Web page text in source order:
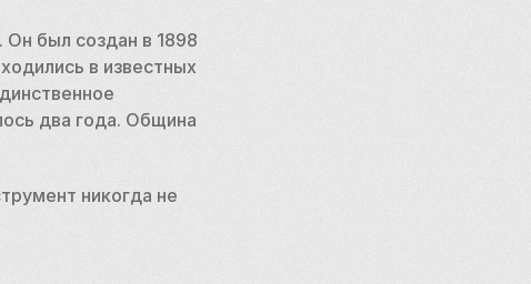
Он был создан в 1898
в известных
два года. Община
никогда не